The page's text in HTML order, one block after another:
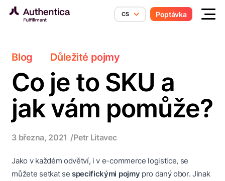
Přeskočit na obsah
CS Poptávka
Blog Důležité pojmy
Co je to SKU a
jak vám pomůže?
3 března, 2021 Petr Litavec
Jako v každém odvětví, i v e-commerce logistice, se
můžete setkat se specifickými pojmy pro daný obor. Jinak